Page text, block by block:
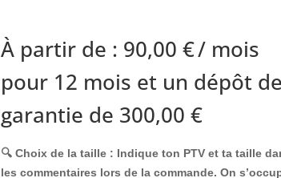
À partir de : 90,00€/ mois
pour 12 mois et un dépôt
garantie de 300,00€
🔍 Choix de la taille : Indique ton PTV et tataille
les commentaires lors de la commande. On